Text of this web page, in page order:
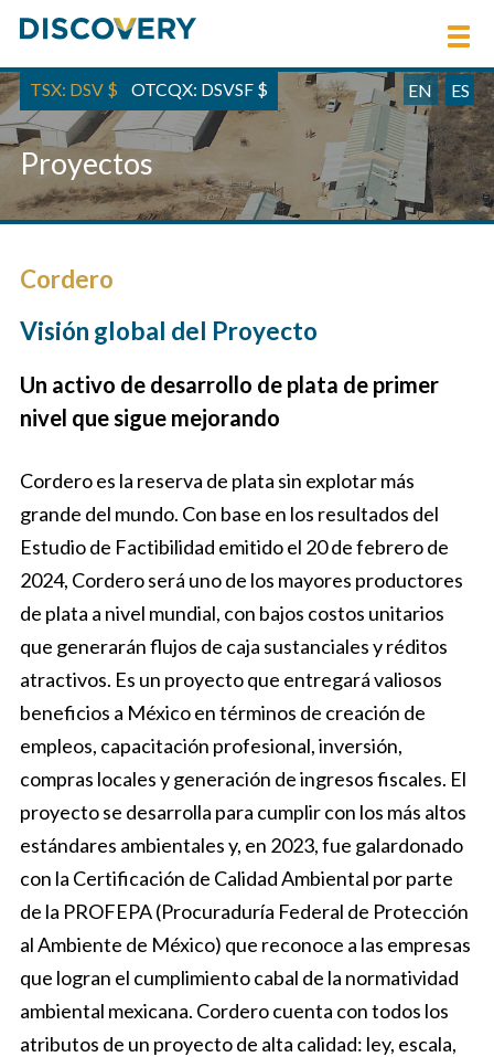
TSX: DSV $ OTCQX: DSVSF $ EN ES
Proyectos
Cordero
Visión global del Proyecto
Un activo de desarrollo de plata de primer
nivel que sigue mejorando
Cordero es la reserva de plata sin explotar más
grande del mundo. Con base en los resultados del
Estudio de Factibilidad emitido el 20 de febrero de
2024, Cordero será uno de los mayores productores
de plata a nivel mundial, con bajos costos unitarios
que generarán flujos de caja sustanciales y réditos
atractivos. Es un proyecto que entregará valiosos
beneficios a México en términos de creación de
empleos, capacitación profesional, inversión,
compras locales y generación de ingresos fiscales. El
proyecto se desarrolla para cumplir con los más altos
estándares ambientales y, en 2023, fue galardonado
con la Certificación de Calidad Ambiental por parte
de la PROFEPA (Procuraduría Federal de Protección
al Ambiente de México) que reconoce a las empresas
que logran el cumplimiento cabal de la normatividad
ambiental mexicana. Cordero cuenta con todos los
atributos de un proyecto de alta calidad: ley, escala,